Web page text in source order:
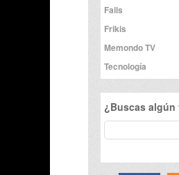
Fails
Frikis
Memondo TV
Tecnología
¿Buscas algún